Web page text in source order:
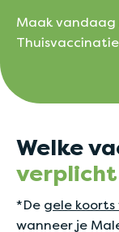
Maak vandaag
Welke
verplicht
*De gele
wanneer je